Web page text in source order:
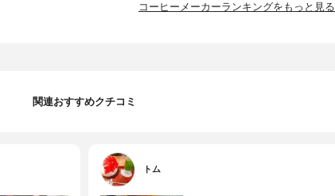
コーヒーメーカーランキングをもっと見る
関連おすすめクチコミ
トム